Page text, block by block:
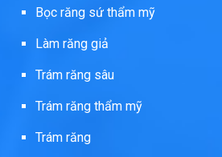
Bọc răng sứ thẩm mỹ
Làm răng giả
Trám răng sâu
Trám răng thẩm mỹ
Trám răng